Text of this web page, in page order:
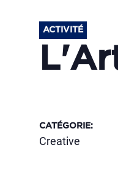
ACTIVITÉ
CATÉGORIE:
Creative